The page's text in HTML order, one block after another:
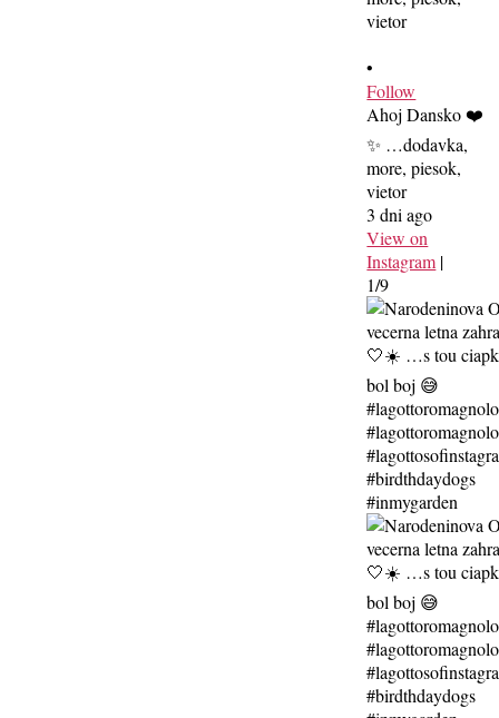
•
Follow
Ahoj Dansko ❤️
✨ …dodavka,
more, piesok,
vietor
3 dni ago
View on
Instagram |
1/9